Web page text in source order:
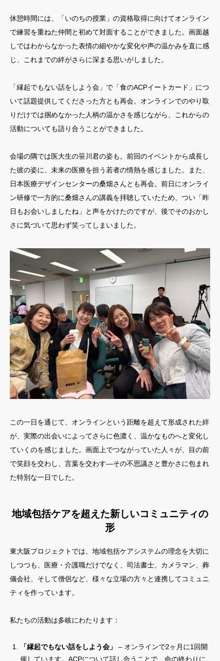
休憩時間には、「いのちの授業」の資格取得に向けてオンライン
で練習を重ねた仲間と初めて対面することができました。画面越
しではわからなかった表情の細やかな変化や声の温かみを直に感
じ、これまでの絆がさらに深まる思いがしました。
「縁起でもない話をしよう会」で「食のACPイートカード」につ
いて話題提供してくださった方とも再会。オンラインでのやり取
りだけでは掴めなかった人柄の温かさを感じながら、これからの
活動についても語り合うことができました。
会場の隅では医大生の笹川君の姿も。前回のイベントから成長し
た彼の姿に、未来の医療を担う若者の情熱を感じました。また、
日本医療デザインセンターの桑畑さんとも再会。前日にオンライ
ン研修で一方的に桑畑さんの講義を拝聴していたため、つい「昨
日もお会いしましたね」と声をかけたのですが、後でそのおかし
さに気づいて思わず笑ってしまいました。
この一日を通じて、オンラインという距離を超えて形成された絆
が、実際の出会いによってさらに色濃く、温かなものへと変化し
ていくのを感じました。画面上でつながっていた人々が、目の前
で笑顔を交わし、言葉を交わす—その不思議さと豊かさに包まれ
た特別な一日でした。
地域包括ケアを超えた新しいコミュニティの
形
東大阪プロジェクトでは、地域包括ケアシステムの理念を大切に
しつつも、医療・介護職だけでなく、司法書士、カメラマン、葬
儀会社、そして僧侶など、様々な立場の方々と連携してコミュニ
ティを作っています。
私たちの活動は多岐にわたります：
「縁起でもない話をしよう会」
– オンラインで2ヶ月に1回開
催しています。ACPについて話し合うことで、命の終わりに